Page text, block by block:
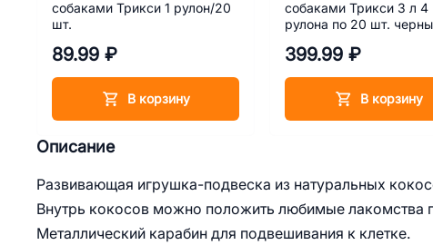
Описание
Развивающая игрушка-подвеска из натуральных
Внутрь кокосов можно положить любимые лакомства
Металлический карабин для подвешивания к клетке.
собаками Трикси 1 рулон/20
шт.
89.99 ₽
В корзину
собаками Трикси 3 л 4
рулона по 20 шт.
399.99 ₽
В корзину